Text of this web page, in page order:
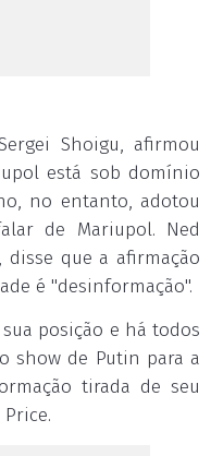
Shoigu, afirmou
está sob domínio
no entanto, adotou
de Mariupol. Ned
disse que a afirmação
é "desinformação".
posição e há todos
show de Putin para a
tirada de seu